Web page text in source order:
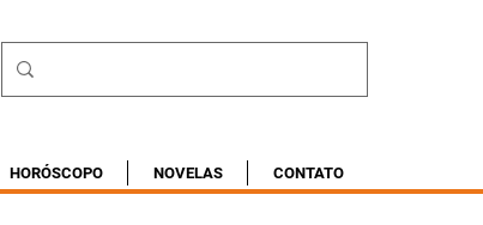
HORÓSCOPO NOVELAS CONTATO